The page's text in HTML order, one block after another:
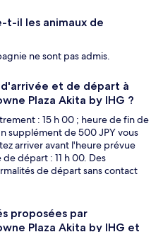
t-il les animaux de
ne sont pas admis.
et de départ à
Plaza Akita by IHG ?
: 15 h 00 ; heure de fin de
supplément de 500 JPY vous
arriver avant l'heure prévue
départ : 11 h 00. Des
de départ sans contact
proposées par
Plaza Akita by IHG et